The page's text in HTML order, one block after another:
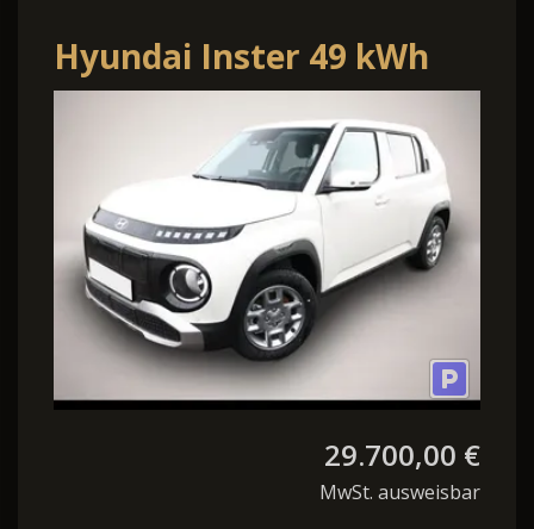
Hyundai Inster 49 kWh
Nav Pano 17Z SHZ
Privacy ACC LED
29.700,00 €
MwSt. ausweisbar